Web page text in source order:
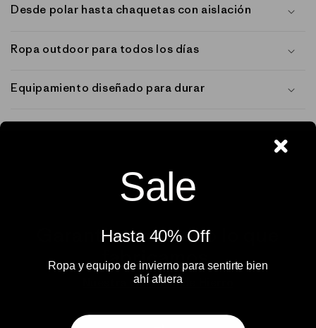
Desde polar hasta chaquetas con aislación
Ropa outdoor para todos los días
Equipamiento diseñado para durar
Garantizamos todo lo que
fabricamos.
Nuestra Garantía de Hierro
Sale
Hasta 40% Off ​
Ropa y equipo de invierno para sentirte bien
ahí afuera​